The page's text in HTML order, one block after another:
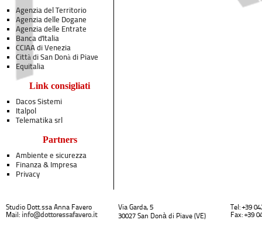
Agenzia del Territorio
Agenzia delle Dogane
Agenzia delle Entrate
Banca d'Italia
CCIAA di Venezia
Città di San Donà di Piave
Equitalia
Link consigliati
Dacos Sistemi
Italpol
Telematika srl
Partners
Ambiente e sicurezza
Finanza & Impresa
Privacy
Studio Dott.ssa Anna Favero
Mail: info@dottoressafavero.it
Via Garda, 5
30027 San Donà di Piave (VE)
Tel: +39
Fax: +39